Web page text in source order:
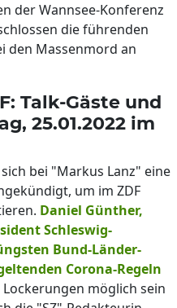
der Wannsee-Konferenz
die führenden
den Massenmord an
Talk-Gäste und
25.01.2022 im
bei "Markus Lanz" eine
um im ZDF
Daniel Günther,
Schleswig-
Bund-Länder-
Corona-Regeln
möglich sein